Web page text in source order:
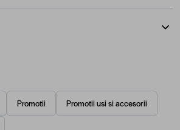
Promotii Promotii usi si accesorii